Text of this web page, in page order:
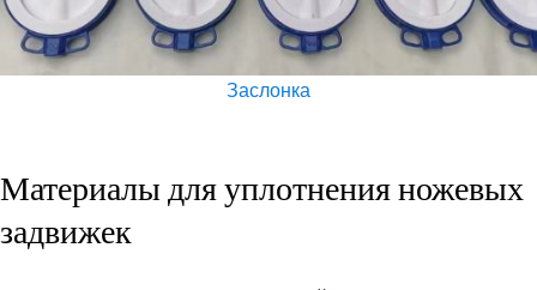
Заслонка
Материалы для уплотнения ножевых
задвижек